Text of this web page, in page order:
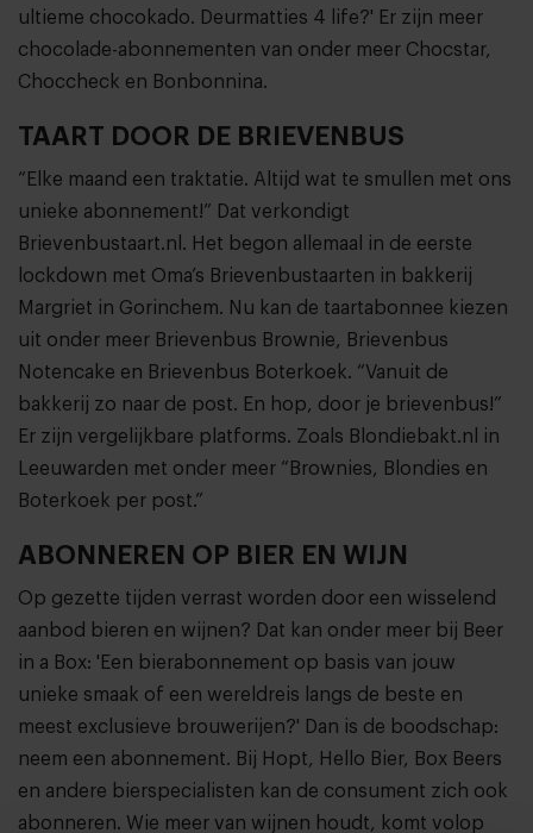
ultieme chocokado. Deurmatties 4 life?' Er zijn meer
chocolade-abonnementen van onder meer Chocstar,
Choccheck en Bonbonnina.
TAART DOOR DE BRIEVENBUS
“Elke maand een traktatie. Altijd wat te smullen met ons
unieke abonnement!” Dat verkondigt
Brievenbustaart.nl. Het begon allemaal in de eerste
lockdown met Oma’s Brievenbustaarten in bakkerij
Margriet in Gorinchem. Nu kan de taartabonnee kiezen
uit onder meer Brievenbus Brownie, Brievenbus
Notencake en Brievenbus Boterkoek. “Vanuit de
bakkerij zo naar de post. En hop, door je brievenbus!”
Er zijn vergelijkbare platforms. Zoals Blondiebakt.nl in
Leeuwarden met onder meer “Brownies, Blondies en
Boterkoek per post.”
ABONNEREN OP BIER EN WIJN
Op gezette tijden verrast worden door een wisselend
aanbod bieren en wijnen? Dat kan onder meer bij Beer
in a Box: 'Een bierabonnement op basis van jouw
unieke smaak of een wereldreis langs de beste en
meest exclusieve brouwerijen?' Dan is de boodschap:
neem een abonnement. Bij Hopt, Hello Bier, Box Beers
en andere bierspecialisten kan de consument zich ook
abonneren. Wie meer van wijnen houdt, komt volop